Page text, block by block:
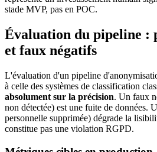
stade MVP, pas en POC.
Évaluation du pipeline :
et faux négatifs
L'évaluation d'un pipeline
à celle des systèmes de classification
absolument sur la précision. Un faux
non détectée) est une fuite de données.
personnelle supprimée) dégrade la
constitue pas une violation RGPD.